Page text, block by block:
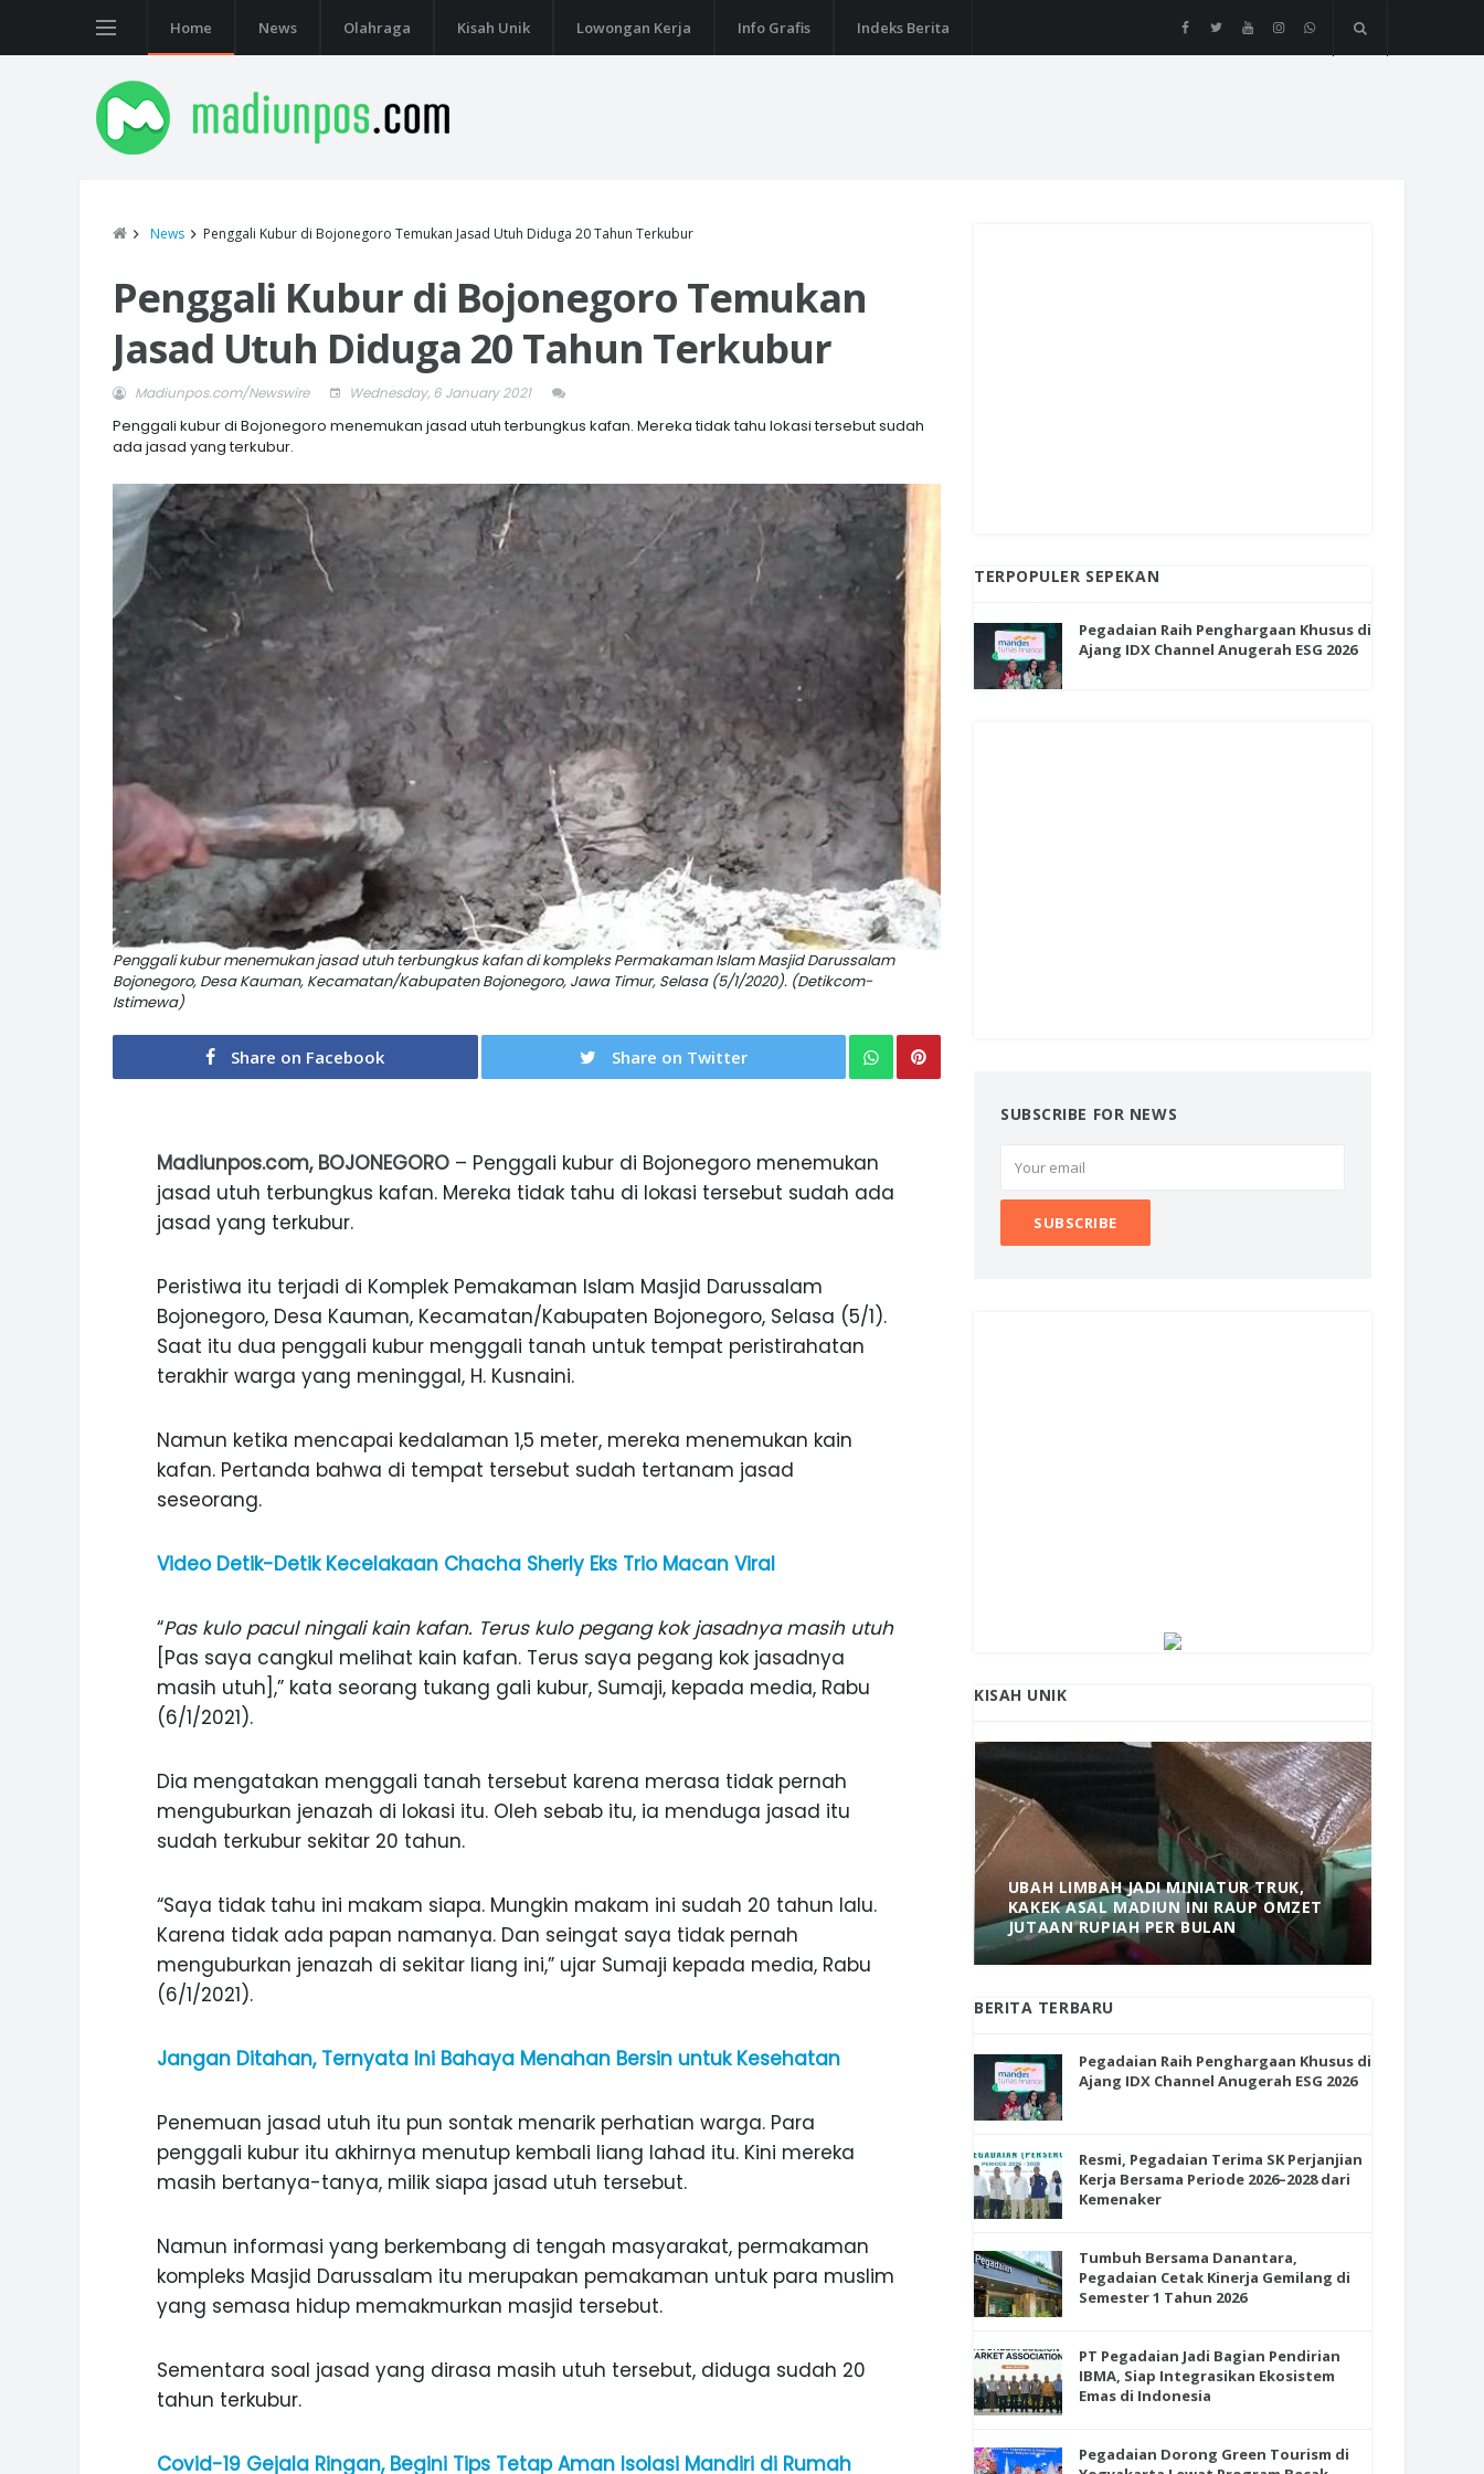
Home News Olahraga Kisah Unik Lowongan Kerja Info Grafis Indeks Berita
News Penggali Kubur di Bojonegoro Temukan Jasad Utuh Diduga 20 Tahun Terkubur
Penggali Kubur di Bojonegoro Temukan
Jasad Utuh Diduga 20 Tahun Terkubur
Madiunpos.com/Newswire Wednesday, 6 January 2021
Penggali kubur di Bojonegoro menemukan jasad utuh terbungkus kafan. Mereka tidak tahu lokasi tersebut sudah
ada jasad yang terkubur.
Penggali kubur menemukan jasad utuh terbungkus kafan di kompleks Permakaman Islam Masjid Darussalam
Bojonegoro, Desa Kauman, Kecamatan/Kabupaten Bojonegoro, Jawa Timur, Selasa (5/1/2020). (Detikcom-
Istimewa)
Share on Facebook Share on Twitter
Madiunpos.com, BOJONEGORO – Penggali kubur di Bojonegoro menemukan
jasad utuh terbungkus kafan. Mereka tidak tahu di lokasi tersebut sudah ada
jasad yang terkubur.
Peristiwa itu terjadi di Komplek Pemakaman Islam Masjid Darussalam
Bojonegoro, Desa Kauman, Kecamatan/Kabupaten Bojonegoro, Selasa (5/1).
Saat itu dua penggali kubur menggali tanah untuk tempat peristirahatan
terakhir warga yang meninggal, H. Kusnaini.
Namun ketika mencapai kedalaman 1,5 meter, mereka menemukan kain
kafan. Pertanda bahwa di tempat tersebut sudah tertanam jasad
seseorang.
Video Detik-Detik Kecelakaan Chacha Sherly Eks Trio Macan Viral
“Pas kulo pacul ningali kain kafan. Terus kulo pegang kok jasadnya masih utuh
[Pas saya cangkul melihat kain kafan. Terus saya pegang kok jasadnya
masih utuh],” kata seorang tukang gali kubur, Sumaji, kepada media, Rabu
(6/1/2021).
Dia mengatakan menggali tanah tersebut karena merasa tidak pernah
menguburkan jenazah di lokasi itu. Oleh sebab itu, ia menduga jasad itu
sudah terkubur sekitar 20 tahun.
“Saya tidak tahu ini makam siapa. Mungkin makam ini sudah 20 tahun lalu.
Karena tidak ada papan namanya. Dan seingat saya tidak pernah
menguburkan jenazah di sekitar liang ini,” ujar Sumaji kepada media, Rabu
(6/1/2021).
Jangan Ditahan, Ternyata Ini Bahaya Menahan Bersin untuk Kesehatan
Penemuan jasad utuh itu pun sontak menarik perhatian warga. Para
penggali kubur itu akhirnya menutup kembali liang lahad itu. Kini mereka
masih bertanya-tanya, milik siapa jasad utuh tersebut.
Namun informasi yang berkembang di tengah masyarakat, permakaman
kompleks Masjid Darussalam itu merupakan pemakaman untuk para muslim
yang semasa hidup memakmurkan masjid tersebut.
Sementara soal jasad yang dirasa masih utuh tersebut, diduga sudah 20
tahun terkubur.
Covid-19 Gejala Ringan, Begini Tips Tetap Aman Isolasi Mandiri di Rumah
TERPOPULER SEPEKAN
Pegadaian Raih Penghargaan Khusus di
Ajang IDX Channel Anugerah ESG 2026
SUBSCRIBE FOR NEWS
KISAH UNIK
MANIS, LEGIT, DAN PAHIT, NIKMATNYA
DURIAN SEGULUNG MADIUN
NGANJUK SEKOLAH DI SMPN SARADAN
SEJAK 1996
UBAH LIMBAH JADI MINIATUR TRUK,
KAKEK ASAL MADIUN INI RAUP OMZET
JUTAAN RUPIAH PER BULAN
BERITA TERBARU
Pegadaian Raih Penghargaan Khusus di
Ajang IDX Channel Anugerah ESG 2026
Resmi, Pegadaian Terima SK Perjanjian
Kerja Bersama Periode 2026–2028 dari
Kemenaker
Tumbuh Bersama Danantara,
Pegadaian Cetak Kinerja Gemilang di
Semester 1 Tahun 2026
PT Pegadaian Jadi Bagian Pendirian
IBMA, Siap Integrasikan Ekosistem
Emas di Indonesia
Pegadaian Dorong Green Tourism di